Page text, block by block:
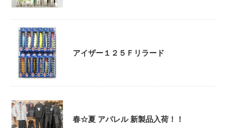
アイザー１２５Ｆリラード
春☆夏 アパレル 新製品入荷！！